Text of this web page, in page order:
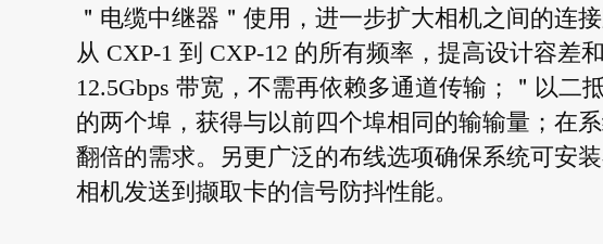
＂电缆中继器＂使用，进一步扩大相机之间的连
从 CXP-1 到 CXP-12 的所有频率，提高设计容差
12.5Gbps 带宽，不需再依赖多通道传输；＂以二
的两个埠，获得与以前四个埠相同的输输量；在
翻倍的需求。另更广泛的布线选项确保系统可安
相机发送到撷取卡的信号防抖性能。